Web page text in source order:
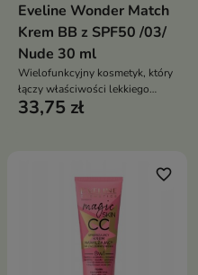
Eveline Wonder Match
Krem BB z SPF50 /03/
Nude 30 ml
Wielofunkcyjny kosmetyk, który
łączy właściwości lekkiego
makijażu, pielęgnacji oraz
33,75 zł
favorite_border